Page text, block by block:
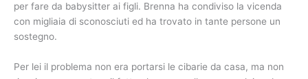
per fare da babysitter ai figli. Brenna ha condiviso la vicenda
con migliaia di sconosciuti ed ha trovato in tante persone un
sostegno.
Per lei il problema non era portarsi le cibarie da casa, ma non